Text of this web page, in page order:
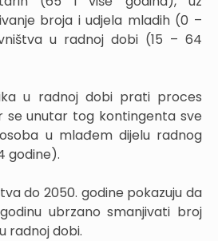
broja i udjela mladih (0 –
u radnoj dobi (15 – 64
u radnoj dobi prati proces
se unutar tog kontingenta sve
u mlađem dijelu radnog
godine).
do 2050. godine pokazuju da
ubrzano smanjivati broj
radnoj dobi.